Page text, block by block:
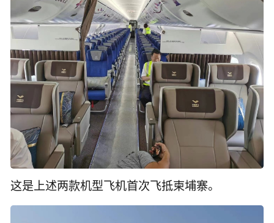
这是上述两款机型飞机首次飞抵柬埔寨。